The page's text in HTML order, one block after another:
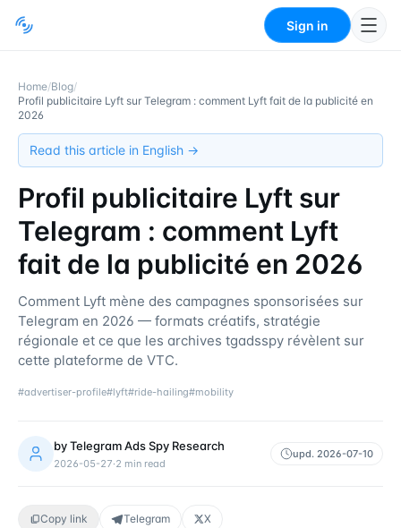
Sign in
Home/Blog/
Profil publicitaire Lyft sur Telegram : comment Lyft fait de la publicité en
2026
Read this article in English →
Profil publicitaire Lyft sur
Telegram : comment Lyft
fait de la publicité en 2026
Comment Lyft mène des campagnes sponsorisées sur
Telegram en 2026 — formats créatifs, stratégie
régionale et ce que les archives tgadsspy révèlent sur
cette plateforme de VTC.
#advertiser-profile#lyft#ride-hailing#mobility
byTelegram Ads Spy Research
2026-05-27·2 min read
upd. 2026-07-10
Copy link Telegram X